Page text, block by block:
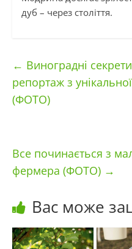
дуб – через століття.
← Виноградні
репортаж з
(ФОТО)
Все починається з
фермера (ФОТО) →
Вас може